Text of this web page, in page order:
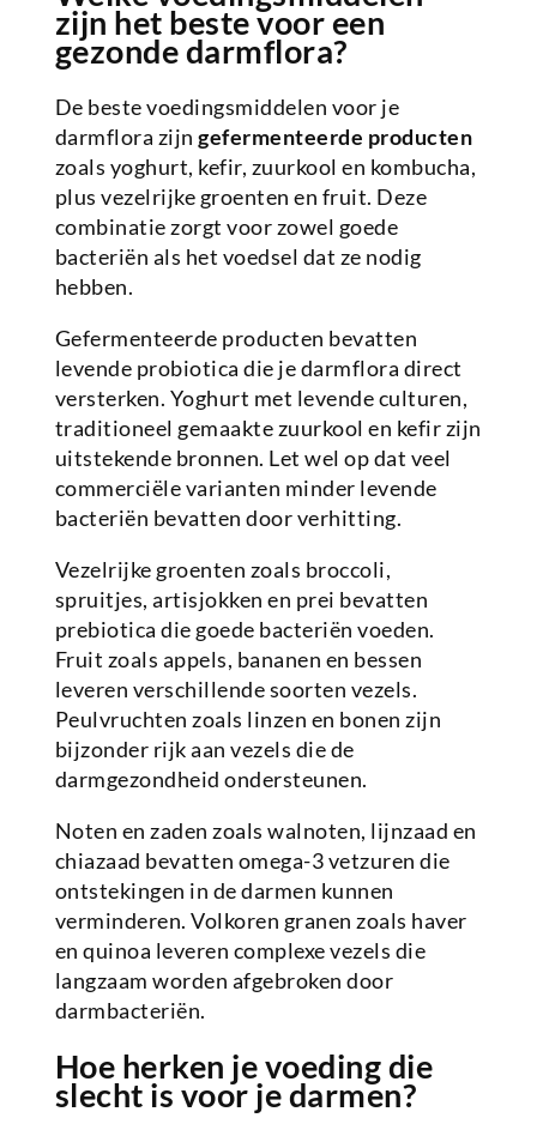
zijn het beste voor een
gezonde darmflora?
De beste voedingsmiddelen voor je
darmflora zijngefermenteerde producten
zoals yoghurt, kefir, zuurkool en kombucha,
plus vezelrijke groenten en fruit. Deze
combinatie zorgt voor zowel goede
bacteriën als het voedsel dat ze nodig
hebben.
Gefermenteerde producten bevatten
levende probiotica die je darmflora direct
versterken. Yoghurt met levende culturen,
traditioneel gemaakte zuurkool en kefir zijn
uitstekende bronnen. Let wel op dat veel
commerciële varianten minder levende
bacteriën bevatten door verhitting.
Vezelrijke groenten zoals broccoli,
spruitjes, artisjokken en prei bevatten
prebiotica die goede bacteriën voeden.
Fruit zoals appels, bananen en bessen
leveren verschillende soorten vezels.
Peulvruchten zoals linzen en bonen zijn
bijzonder rijk aan vezels die de
darmgezondheid ondersteunen.
Noten en zaden zoals walnoten, lijnzaad en
chiazaad bevatten omega-3 vetzuren die
ontstekingen in de darmen kunnen
verminderen. Volkoren granen zoals haver
en quinoa leveren complexe vezels die
langzaam worden afgebroken door
darmbacteriën.
Hoe herken je voeding die
slecht is voor je darmen?